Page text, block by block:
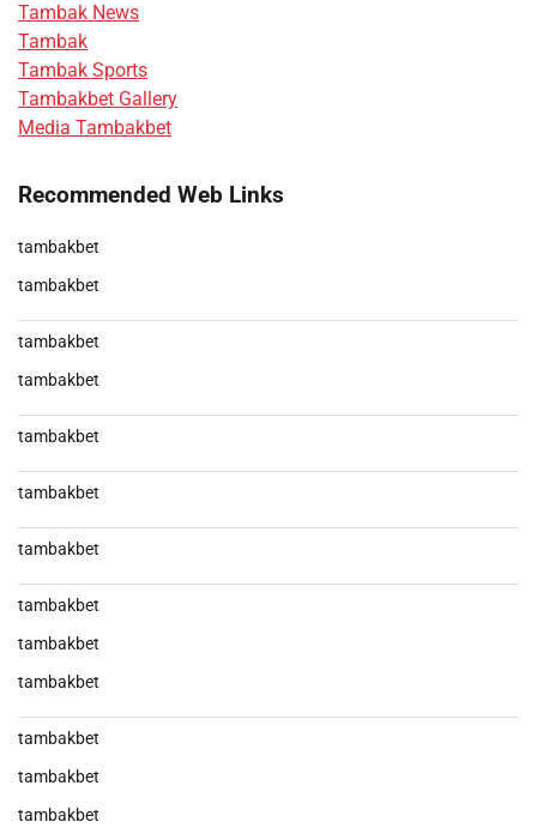
Tambak News
Tambak
Tambak Sports
Tambakbet Gallery
Media Tambakbet
Recommended Web Links
tambakbet
tambakbet
tambakbet
tambakbet
tambakbet
tambakbet
tambakbet
tambakbet
tambakbet
tambakbet
tambakbet
tambakbet
tambakbet